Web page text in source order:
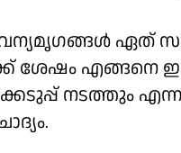
ഏത്
ശേഷം
നടത്തും